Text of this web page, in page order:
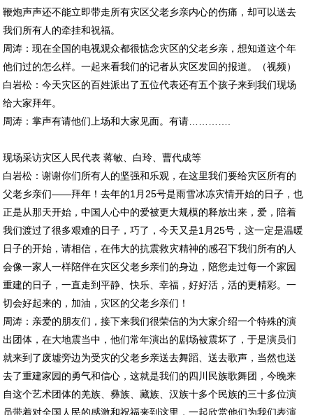
鞭炮声声还不能立即带走所有灾区父老乡亲内心的伤痛，却可以送去
我们所有人的牵挂和祝福。
周涛：现在全国的电视观众都很惦念灾区的父老乡亲，想知道这个年
他们过的怎么样。一起来看我们的记者从灾区发回的报道。（视频）
白岩松：今天灾区的百姓派出了五位代表还有五个孩子来到我们现场
给大家拜年。
周涛：掌声有请他们上场和大家见面。有请………….
现场采访灾区人民代表 蒋敏、白玲、曹代成等
白岩松：谢谢你们所有人的坚强和乐观，在这里我们要给灾区所有的
父老乡亲们——拜年！去年的1月25号是雨雪冰冻灾情开始的日子，也
正是从那天开始，中国人心中的爱被更大规模的释放出来，爱，陪着
我们渡过了很多艰难的日子，巧了，今天又是1月25号，这一定是温暖
日子的开始，请相信，在伟大的抗震救灾精神的感召下我们所有的人
会像一家人一样陪伴在灾区父老乡亲们的身边，陪您走过每一个家园
重建的日子，一直走到平静、快乐、幸福，好好活，活的更精彩。一
切会好起来的，加油，灾区的父老乡亲们！
周涛：亲爱的朋友们，接下来我们很荣信的为大家介绍一个特殊的演
出团体，在大地震当中，他们常年演出的剧场被震坏了，于是演员们
就来到了废墟旁边为受灾的父老乡亲送去舞蹈、送去歌声，当然也送
去了重建家园的勇气和信心，这就是我们的四川民族歌舞团，今晚来
自这个艺术团体的羌族、彝族、藏族、汉族十多个民族的三十多位演
员带着对全国人民的感激和祝福来到这里，一起欣赏他们为我们表演